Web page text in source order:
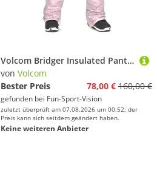
Volcom Bridger Insulated Pant Pink
von Volcom
Bester Preis
78,00 € 160,00 €
gefunden bei Fun-Sport-Vision
zuletzt überprüft am 07.08.2026 um 00:52; der
Preis kann sich seitdem geändert haben.
Keine weiteren Anbieter